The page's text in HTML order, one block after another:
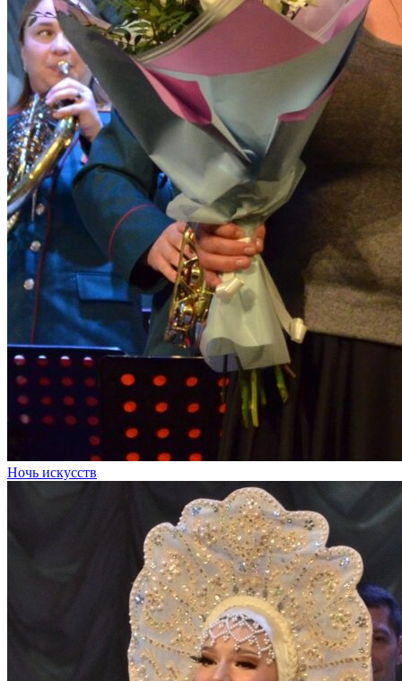
Ночь искусств